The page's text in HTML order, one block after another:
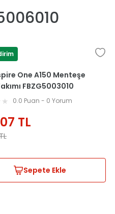
One A150 Menteşe
FBZG5003010
0.0 Puan - 0 Yorum
TL
Sepete Ekle